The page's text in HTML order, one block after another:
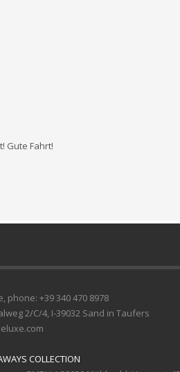
Gute Fahrt!
phone: +39 340 470 8978
2/C/4, I-39032 Sand in Taufers
COLLECTION